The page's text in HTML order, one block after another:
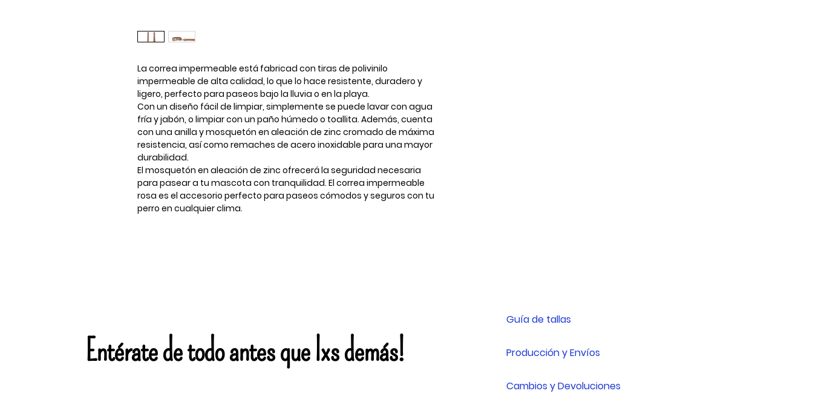
La correa impermeable está fabricad con tiras de polivinilo
impermeable de alta calidad, lo que lo hace resistente, duradero y
ligero, perfecto para paseos bajo la lluvia o en la playa.
Con un diseño fácil de limpiar, simplemente se puede lavar con agua
fría y jabón, o limpiar con un paño húmedo o toallita. Además, cuenta
con una anilla y mosquetón en aleación de zinc cromado de máxima
resistencia, así como remaches de acero inoxidable para una mayor
durabilidad.
El mosquetón en aleación de zinc ofrecerá la seguridad necesaria
para pasear a tu mascota con tranquilidad. El correa impermeable
rosa es el accesorio perfecto para paseos cómodos y seguros con tu
perro en cualquier clima.
Entérate de todo antes que lxs demás!
Guía de tallas
Producción y Envíos
Cambios y Devoluciones